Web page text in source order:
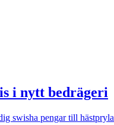
i nytt bedrägeri
swisha pengar till